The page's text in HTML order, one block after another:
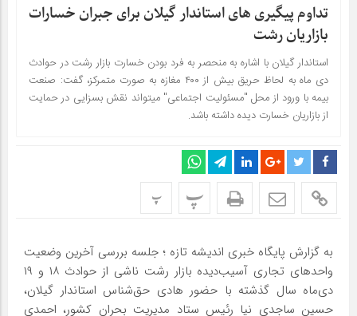
تداوم پیگیری های استاندار گیلان برای جبران خسارات
بازاریان رشت
استاندار گیلان با اشاره به منحصر به فرد بودن خسارت بازار رشت در حوادث
دی ماه به لحاظ حریق بیش از ۴۰۰ مغازه به صورت متمرکز، گفت: صنعت
بیمه با ورود از محل "مسئولیت اجتماعی" میتواند نقش بسزایی در حمایت
از بازاریان خسارت دیده داشته باشد.
پ پ
به گزارش پایگاه خبری اندیشه تازه ؛ جلسه بررسی آخرین وضعیت
واحد‌های تجاری آسیب‌دیده بازار رشت ناشی از حوادث‌ ۱۸ و ۱۹
دی‌ماه سال گذشته با حضور هادی حق‌‌شناس استاندار گیلان،
حسین ساجدی نیا رئیس ستاد مدیریت بحران کشور، احمدی